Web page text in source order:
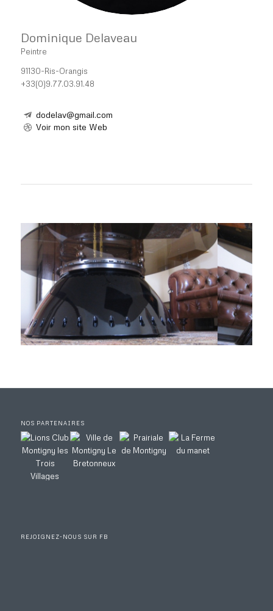
Dominique Delaveau
Peintre
91130-Ris-Orangis
+33(0)9.77.03.91.48
dodelav@gmail.com
Voir mon site Web
NOS PARTENAIRES
REJOIGNEZ-NOUS SUR FB